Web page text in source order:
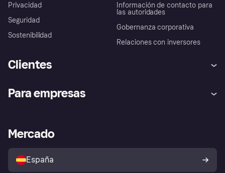
Privacidad
Seguridad
Sostenibilidad
Información de contacto para
las autoridades
Gobernanza corporativa
Relaciones con inversores
Clientes
Inicio de sesión
Directorio de tiendas
Política de protección al
comprador de Klarna
Reclamaciones
Para empresas
Acceso empresas
Mercado
España